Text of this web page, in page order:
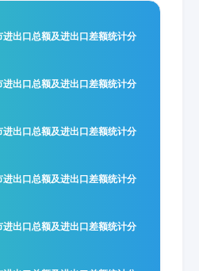
出口总额及进出口差额统计分
出口总额及进出口差额统计分
出口总额及进出口差额统计分
出口总额及进出口差额统计分
出口总额及进出口差额统计分